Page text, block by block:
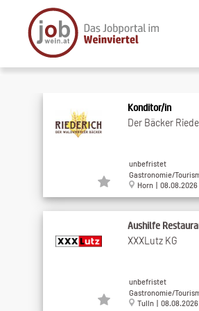
Konditor/in
Der Bäcker
unbefristet
Gastronomie/
Horn | 08.08.2026
Aushilfe
XXXLutz KG
unbefristet
Gastronomie/
Tulln | 08.08.2026